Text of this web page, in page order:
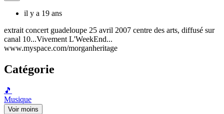
il y a 19 ans
extrait concert guadeloupe 25 avril 2007 centre des arts, diffusé sur
canal 10...Vivement L'WeekEnd...
www.myspace.com/morganheritage
Catégorie
🎵
Musique
Voir moins